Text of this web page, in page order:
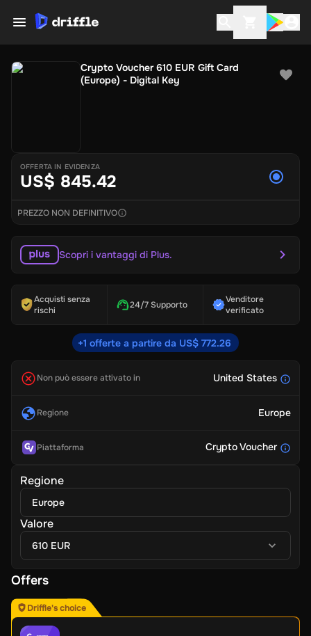
Crypto Voucher 610 EUR Gift Card
(Europe) - Digital Key
OFFERTA IN EVIDENZA
US$ 845.42
PREZZO NON DEFINITIVO
Scopri i vantaggi di Plus.
Acquisti senza
rischi
24/7 Supporto
Venditore
verificato
+1 offerte a partire da US$ 772.26
Non può essere attivato in United States
Regione Europe
Piattaforma Crypto Voucher
Regione
Europe
Valore
610 EUR
Offers
Driffle's choice